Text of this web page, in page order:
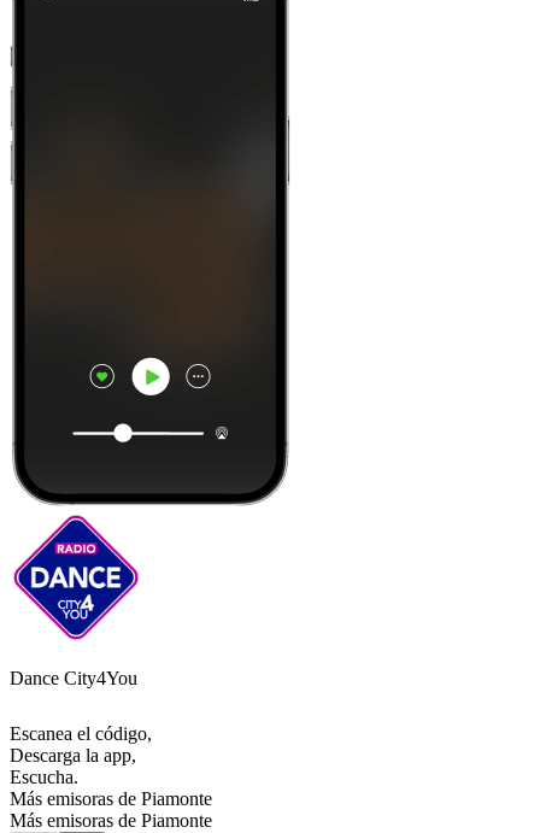
Dance City4You
Escanea el código,
Descarga la app,
Escucha.
Más emisoras de Piamonte
Más emisoras de Piamonte